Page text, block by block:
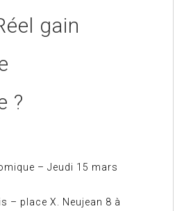
gain
?
– Jeudi 15 mars
– place X. Neujean 8 à